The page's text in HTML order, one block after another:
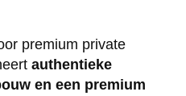
premium private
authentieke
en een premium